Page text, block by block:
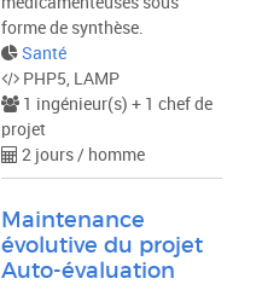
forme de synthèse.
Santé
PHP5, LAMP
1 ingénieur(s) + 1 chef de
projet
2 jours / homme
Maintenance
évolutive du projet
Auto-évaluation